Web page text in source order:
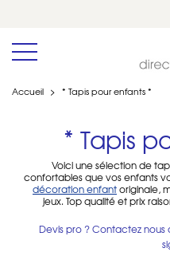
Accueil > * Tapis pour enfants *
* Tapis
Voici une sélection de
confortables que vos enfants
décoration enfantoriginale,
jeux. Top qualité et prix
Devis pro ? Contactez nous